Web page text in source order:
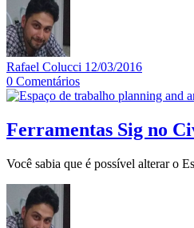
Rafael Colucci 12/03/2016
0 Comentários
Ferramentas Sig no
Você sabia que é possível alterar o